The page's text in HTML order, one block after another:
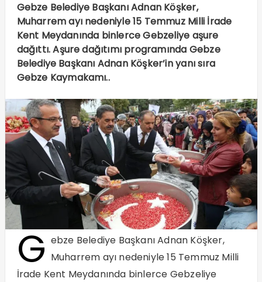
Gebze Belediye Başkanı Adnan Köşker,
Muharrem ayı nedeniyle 15 Temmuz Milli İrade
Kent Meydanında binlerce Gebzeliye aşure
dağıttı. Aşure dağıtımı programında Gebze
Belediye Başkanı Adnan Köşker’in yanı sıra
Gebze Kaymakamı..
G ebze Belediye Başkanı Adnan Köşker,
Muharrem ayı nedeniyle 15 Temmuz Milli
İrade Kent Meydanında binlerce Gebzeliye